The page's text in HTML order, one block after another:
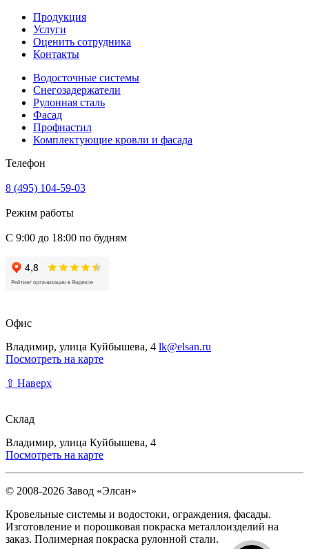
Продукция
Услуги
Оценить сотрудника
Контакты
Водосточные системы
Снегозадержатели
Рулонная сталь
Фасад
Профнастил
Комплектующие кровли и фасада
Телефон
8 (495) 104-59-03
Режим работы
С 9:00 до 18:00 по будням
Офис
Владимир, улица Куйбышева, 4 lk@elsan.ru
Посмотреть на карте
⇧ Наверх
Склад
Владимир, улица Куйбышева, 4
Посмотреть на карте
© 2008-2026 Завод «Элсан»
Кровельные системы и водостоки, ограждения, фасады.
Изготовление и порошковая покраска металлоизделий на
заказ. Полимерная покраска рулонной стали.